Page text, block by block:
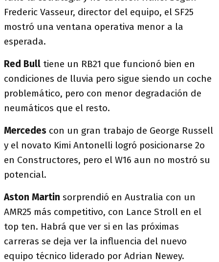
Frederic Vasseur, director del equipo, el SF25
mostró una ventana operativa menor a la
esperada.
Red Bull tiene un RB21 que funcionó bien en
condiciones de lluvia pero sigue siendo un coche
problemático, pero con menor degradación de
neumáticos que el resto.
Mercedes con un gran trabajo de George Russell
y el novato Kimi Antonelli logró posicionarse 2o
en Constructores, pero el W16 aun no mostró su
potencial.
Aston Martin sorprendió en Australia con un
AMR25 más competitivo, con Lance Stroll en el
top ten. Habrá que ver si en las próximas
carreras se deja ver la influencia del nuevo
equipo técnico liderado por Adrian Newey.